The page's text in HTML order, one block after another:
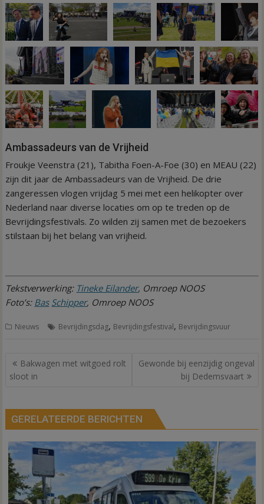
Ambassadeurs van de Vrijheid
Froukje Veenstra (21), Tabitha Foen-A-Foe (30) en MEAU (22)
zijn dit jaar de Ambassadeurs van de Vrijheid. De drie
zangeressen vlogen vrijdag 5 mei met een helikopter over
Nederland naar diverse locaties om op te treden op de
Bevrijdingsfestivals. Zo wilden zij samen met de bezoekers
stilstaan bij het belang van vrijheid.
Tekstverwerking: Tineke Eilander, Omroep NOOS
Foto’s: Bas Schipper, Omroep NOOS
Nieuws Bevrijdingsdag, Bevrijdingsfestival, Bevrijdingsvuur
Bericht
navigatie
Bakwagen met witgoed rolt
sloot in
Gewonde bij eenzijdig ongeval
bij Dedemsvaart
GERELATEERDE BERICHTEN